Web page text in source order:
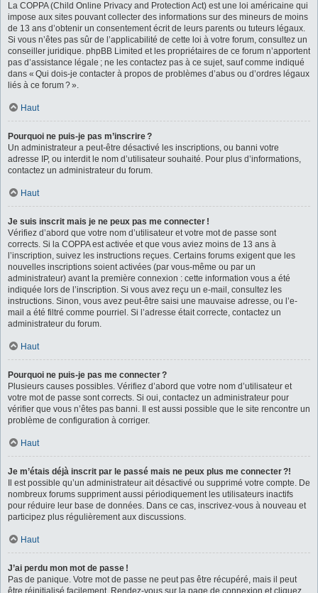
La COPPA (Child Online Privacy and Protection Act) est une loi américaine qui
impose aux sites pouvant collecter des informations sur des mineurs de moins
de 13 ans d’obtenir un consentement écrit de leurs parents ou tuteurs légaux.
Si vous n’êtes pas sûr de l’applicabilité de cette loi à votre forum, consultez un
conseiller juridique. phpBB Limited et les propriétaires de ce forum n’apportent
pas d’assistance légale ; ne les contactez pas à ce sujet, sauf comme indiqué
dans « Qui dois-je contacter à propos de problèmes d’abus ou d’ordres légaux
liés à ce forum ? ».
Haut
Pourquoi ne puis-je pas m’inscrire ?
Un administrateur a peut-être désactivé les inscriptions, ou banni votre
adresse IP, ou interdit le nom d’utilisateur souhaité. Pour plus d’informations,
contactez un administrateur du forum.
Haut
Je suis inscrit mais je ne peux pas me connecter !
Vérifiez d’abord que votre nom d’utilisateur et votre mot de passe sont
corrects. Si la COPPA est activée et que vous aviez moins de 13 ans à
l’inscription, suivez les instructions reçues. Certains forums exigent que les
nouvelles inscriptions soient activées (par vous-même ou par un
administrateur) avant la première connexion : cette information vous a été
indiquée lors de l’inscription. Si vous avez reçu un e-mail, consultez les
instructions. Sinon, vous avez peut-être saisi une mauvaise adresse, ou l’e-
mail a été filtré comme pourriel. Si l’adresse était correcte, contactez un
administrateur du forum.
Haut
Pourquoi ne puis-je pas me connecter ?
Plusieurs causes possibles. Vérifiez d’abord que votre nom d’utilisateur et
votre mot de passe sont corrects. Si oui, contactez un administrateur pour
vérifier que vous n’êtes pas banni. Il est aussi possible que le site rencontre un
problème de configuration à corriger.
Haut
Je m’étais déjà inscrit par le passé mais ne peux plus me connecter ?!
Il est possible qu’un administrateur ait désactivé ou supprimé votre compte. De
nombreux forums suppriment aussi périodiquement les utilisateurs inactifs
pour réduire leur base de données. Dans ce cas, inscrivez-vous à nouveau et
participez plus régulièrement aux discussions.
Haut
J’ai perdu mon mot de passe !
Pas de panique. Votre mot de passe ne peut pas être récupéré, mais il peut
être réinitialisé facilement. Rendez-vous sur la page de connexion et cliquez